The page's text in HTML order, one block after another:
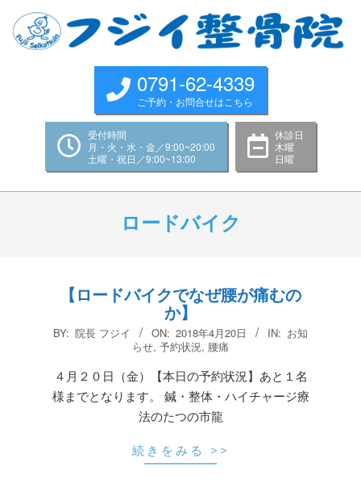
content
0791-62-4339
ご予約・お問合せはこちら
受付時間
月・火・水・金／9:00~20:00
土曜・祝日／9:00~13:00
休診日
木曜
日曜
ロードバイク
【ロードバイクでなぜ腰が痛むの
か】
2018-
BY: 院長 フジイ ON: 2018年4月20日 IN: お知
らせ, 予約状況, 腰痛
４月２０日（金）【本日の予約状況】あと１名
様までとなります。 鍼・整体・ハイチャージ療
法のたつの市龍
続きをみる >>